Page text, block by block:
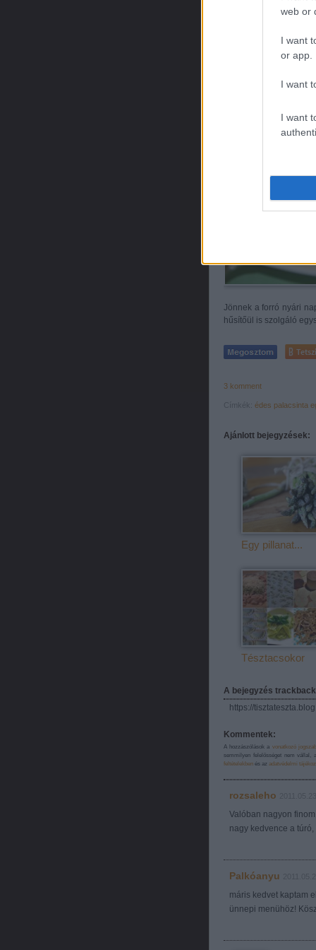
web or
I want
or app.
I want
I want
Ha kihűlt hűtőbe
tejszínhabbal díszítjük.
Jönnek a forró nyári
hűsítőül is szolgáló
3 komment
Címkék: édes palacsinta
Ajánlott bejegyzések:
Egy pillanat...
Tésztacsokor
A bejegyzés
https://
Kommentek:
A hozzászólások a vonatkozó
semmilyen felelősséget nem vállal,
feltételekben és az adatvédelmi
rozsaleho
Valóban nagyon
nagy kedvence a
Palkóanyu
máris kedvet kaptam
ünnepi menühöz!